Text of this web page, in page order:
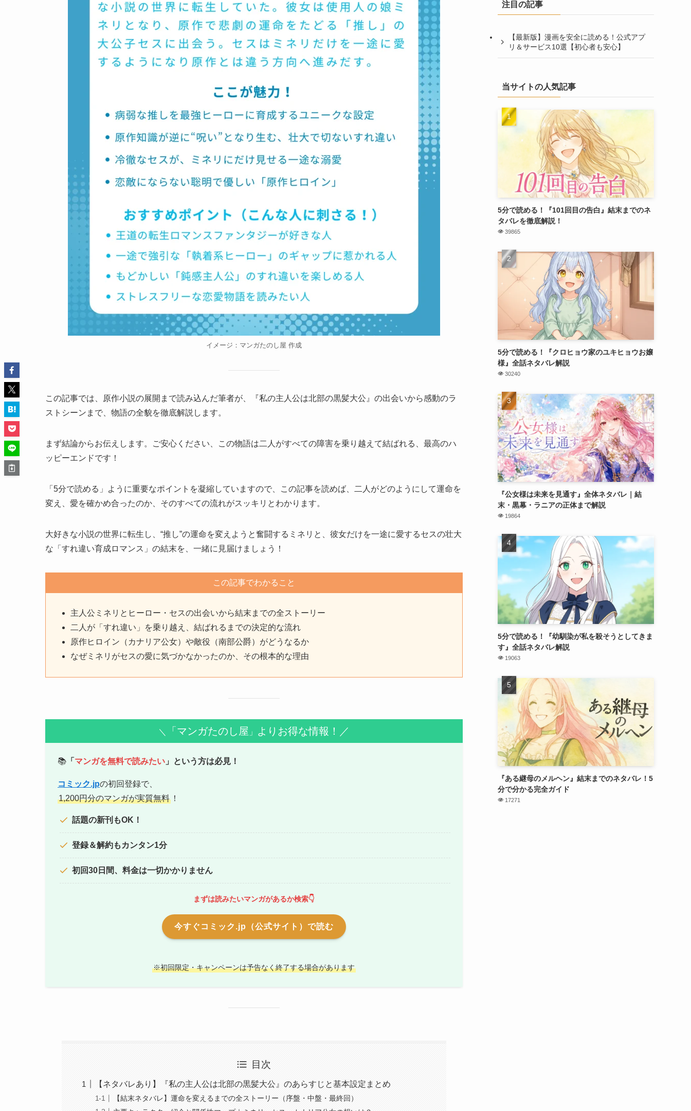
イメージ：マンガたのし屋 作成
この記事では、原作小説の展開まで読み込んだ筆者が、『私の主人公は北部の黒髪大公』の出会いから感動のラ
ストシーンまで、物語の全貌を徹底解説します。
まず結論からお伝えします。ご安心ください、この物語は二人がすべての障害を乗り越えて結ばれる、最高のハ
ッピーエンドです！
「5分で読める」ように重要なポイントを凝縮していますので、この記事を読めば、二人がどのようにして運命を
変え、愛を確かめ合ったのか、そのすべての流れがスッキリとわかります。
大好きな小説の世界に転生し、“推し”の運命を変えようと奮闘するミネリと、彼女だけを一途に愛するセスの壮大
な「すれ違い育成ロマンス」の結末を、一緒に見届けましょう！
この記事でわかること
主人公ミネリとヒーロー・セスの出会いから結末までの全ストーリー
二人が「すれ違い」を乗り越え、結ばれるまでの決定的な流れ
原作ヒロイン（カナリア公女）や敵役（南部公爵）がどうなるか
なぜミネリがセスの愛に気づかなかったのか、その根本的な理由
＼ 「マンガたのし屋 」 よりお得な情報！／
📚 「 マンガを無料で読みたい 」という方は必見！
コミック.jpの初回登録で、
1,200円分のマンガが実質無料 ！
話題の新刊もOK！
登録＆解約もカンタン1分
初回30日間、料金は一切かかりません
まずは読みたいマンガがあるか検索👇
今すぐコミック.jp（公式サイト）で読む
※初回限定・キャンペーンは予告なく終了する場合があります
目次
【ネタバレあり】『私の主人公は北部の黒髪大公』のあらすじと基本設定まとめ
【結末ネタバレ】運命を変えるまでの全ストーリー（序盤・中盤・最終回）
注目の記事
【最新版】漫画を安全に読める！公式アプ
リ＆サービス10選【初心者も安心】
当サイトの人気記事
5分で読める！『101回目の告白』結末までのネ
タバレを徹底解説！
39865
5分で読める！『クロヒョウ家のユキヒョウお嬢
様』全話ネタバレ解説
30240
『公女様は未来を見通す』全体ネタバレ｜結
末・黒幕・ラニアの正体まで解説
19864
5分で読める！『幼馴染が私を殺そうとしてきま
す』全話ネタバレ解説
19063
『ある継母のメルヘン』結末までのネタバレ！5
分で分かる完全ガイド
17271